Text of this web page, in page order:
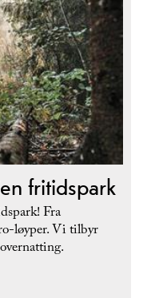
fritidspark
Fra
løyper. Vi tilbyr